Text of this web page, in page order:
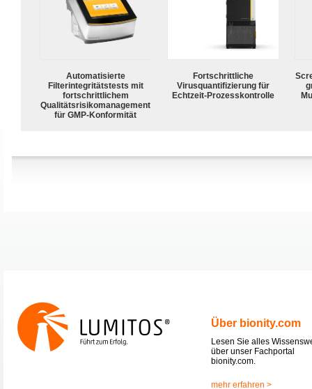
Automatisierte
Filterintegritätstests mit
fortschrittlichem
Qualitätsrisikomanagement
für GMP-Konformität
Fortschrittliche
Virusquantifizierung für
Echtzeit-Prozesskontrolle
Über bionity.com
Lesen Sie alles
über unser Fachportal
bionity.com.
mehr erfahren >